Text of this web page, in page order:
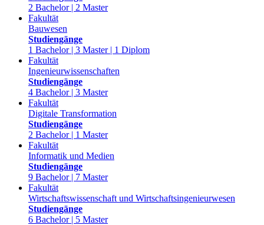
2 Bachelor | 2 Master
Fakultät
Bauwesen
Studiengänge
1 Bachelor | 3 Master | 1 Diplom
Fakultät
Ingenieurwissenschaften
Studiengänge
4 Bachelor | 3 Master
Fakultät
Digitale Transformation
Studiengänge
2 Bachelor | 1 Master
Fakultät
Informatik und Medien
Studiengänge
9 Bachelor | 7 Master
Fakultät
Wirtschaftswissenschaft und Wirtschaftsingenieurwesen
Studiengänge
6 Bachelor | 5 Master